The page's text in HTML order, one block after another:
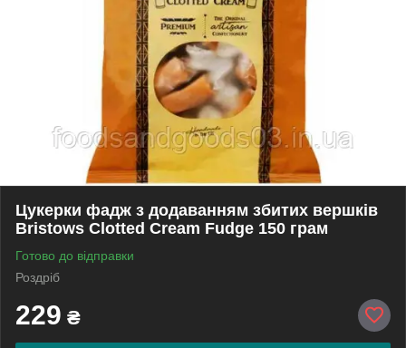
Цукерки фадж з додаванням збитих вершків
Bristows Clotted Cream Fudge 150 грам
Готово до відправки
Роздріб
229 ₴